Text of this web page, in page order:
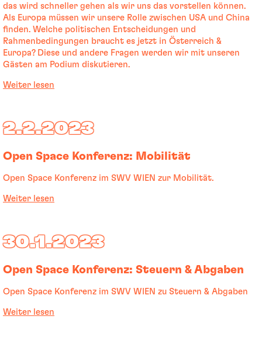
das wird schneller gehen als wir uns das vorstellen können.
Als Europa müssen wir unsere Rolle zwischen USA und China
finden. Welche politischen Entscheidungen und
Rahmenbedingungen braucht es jetzt in Österreich &
Europa? Diese und andere Fragen werden wir mit unseren
Gästen am Podium diskutieren.
Weiter lesen
2.2.2023
Open Space Konferenz: Mobilität
Open Space Konferenz im SWV WIEN zur Mobilität.
Weiter lesen
30.1.2023
Open Space Konferenz: Steuern & Abgaben
Open Space Konferenz im SWV WIEN zu Steuern & Abgaben
Weiter lesen